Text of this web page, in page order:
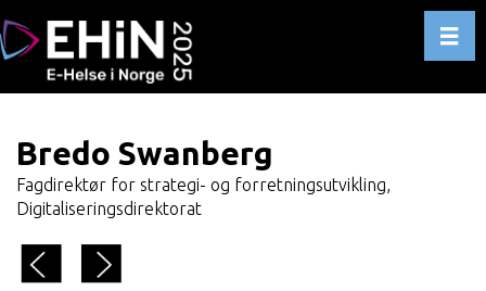
Bredo Swanberg
Fagdirektør for strategi- og forretningsutvikling,
Digitaliseringsdirektorat